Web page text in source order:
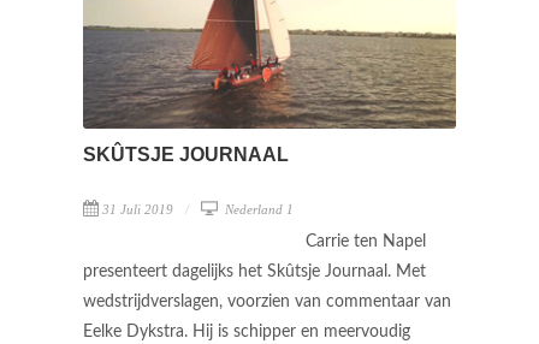
SKÛTSJE JOURNAAL
31 Juli 2019 Nederland 1
Carrie ten Napel
presenteert dagelijks het Skûtsje Journaal. Met
wedstrijdverslagen, voorzien van commentaar van
Eelke Dykstra. Hij is schipper en meervoudig